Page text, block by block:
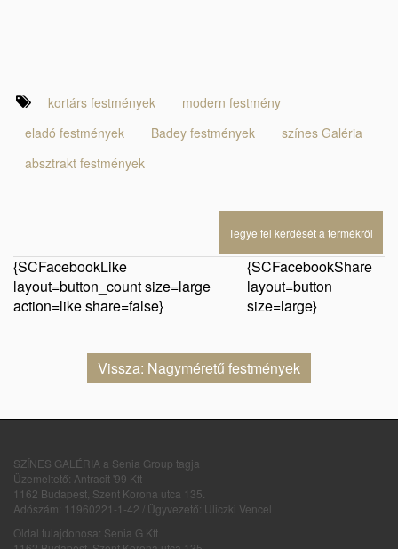
kortárs festmények
modern festmény
eladó festmények
Badey festmények
színes Galéria
absztrakt festmények
Tegye fel kérdését a termékről
{SCFacebookLike
layout=button_count size=large
action=like share=false}
{SCFacebookShare
layout=button
size=large}
Vissza: Nagyméretű festmények
SZÍNES GALÉRIA a Senia Group tagja
Üzemeltető: Antracit '99 Kft
1162 Budapest, Szent Korona utca 135.
Adószám: 11960221-1-42 / Ügyvezető: Uliczki Vencel
Oldal tulajdonosa: Senia G Kft